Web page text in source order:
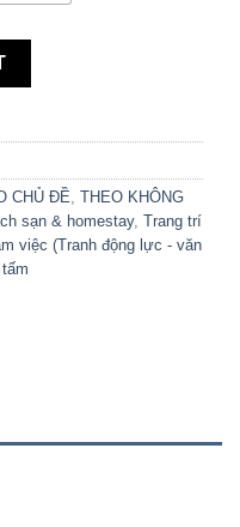
TB-605 quantity
CHỦ ĐỀ, THEO KHÔNG
sạn & homestay, Trang trí
việc (Tranh động lực - văn